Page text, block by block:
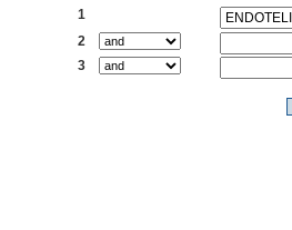
1
2
3